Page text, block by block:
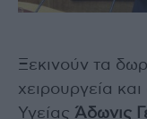
Ξεκινούν τα
χειρουργεία
Υγείας Άδωνις